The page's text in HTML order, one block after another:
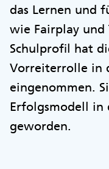
das Lernen und
wie Fairplay
Schulprofil hat
Vorreiterrolle in
eingenommen.
Erfolgsmodell in
geworden.